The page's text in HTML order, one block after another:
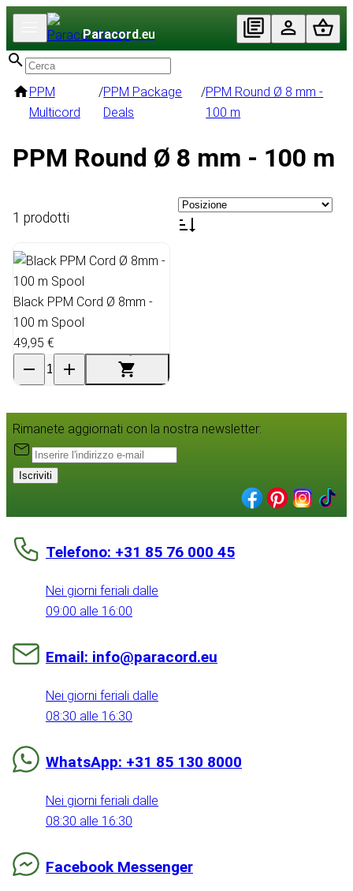
Paracord.eu
PPM
Multicord
/PPM Package
Deals
/PPM Round Ø 8 mm -
100 m
PPM Round Ø 8 mm - 100 m
1 prodotti
Black PPM Cord Ø 8mm -
100 m Spool
49,95 €
Rimanete aggiornati con la nostra newsletter:
Iscriviti
Telefono: +31 85 76 000 45
Nei giorni feriali dalle
09:00 alle 16:00
Email: info@paracord.eu
Nei giorni feriali dalle
08:30 alle 16:30
WhatsApp: +31 85 130 8000
Nei giorni feriali dalle
08:30 alle 16:30
Facebook Messenger